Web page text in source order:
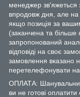
менеджер зв'яжеться
впродовж дня, але на
якщо позиція за
(заканчена та
запропонований
відповіді на своє
замовлення вказано
перетелефонувати
ОПЛАТА:
ви не готові